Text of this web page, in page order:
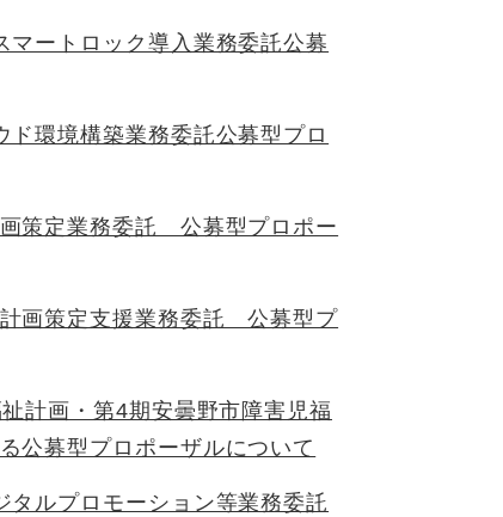
ートロック導入業務委託公募
環境構築業務委託公募型プロ
策定業務委託 公募型プロポー
画策定支援業務委託 公募型プ
計画・第4期安曇野市障害児福
公募型プロポーザルについて
ルプロモーション等業務委託